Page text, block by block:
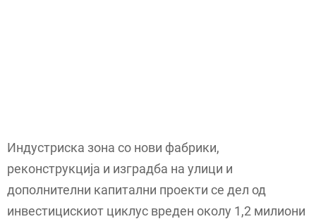
Индустриска зона со нови фабрики,
реконструкција и изградба на улици и
дополнителни капитални проекти се дел од
инвестицискиот циклус вреден околу 1,2 милиони